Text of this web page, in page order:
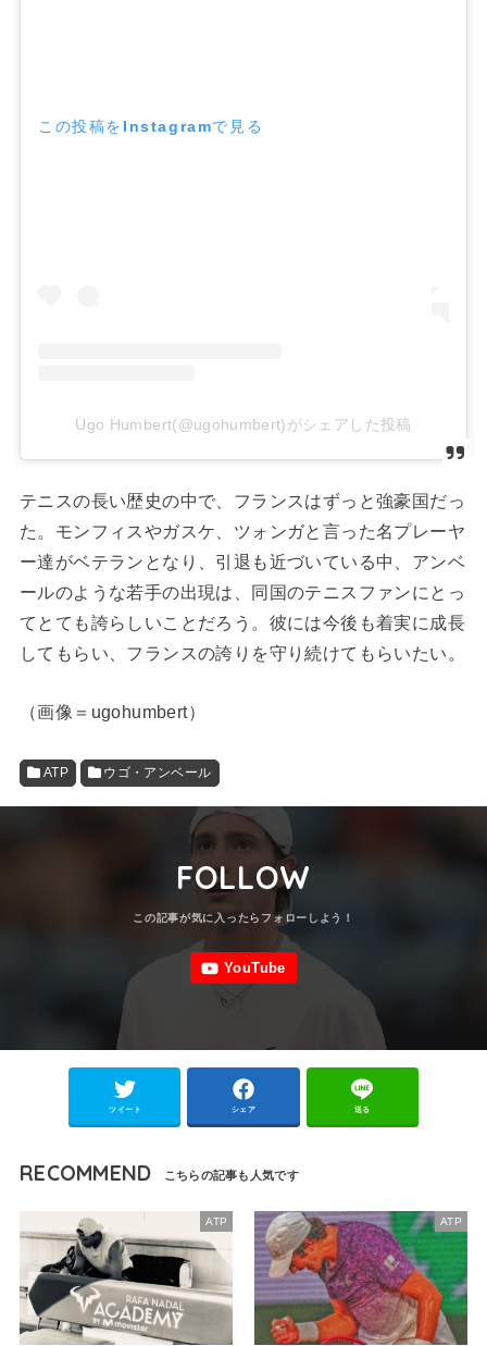
この投稿をInstagramで見る
Ugo Humbert(@ugohumbert)がシェアした投稿
テニスの長い歴史の中で、フランスはずっと強豪国だっ
た。モンフィスやガスケ、ツォンガと言った名プレーヤ
ー達がベテランとなり、引退も近づいている中、アンベ
ールのような若手の出現は、同国のテニスファンにとっ
てとても誇らしいことだろう。彼には今後も着実に成長
してもらい、フランスの誇りを守り続けてもらいたい。
（画像＝ugohumbert）
ATP ウゴ・アンベール
FOLLOW
ツイート シェア 送る
RECOMMEND
ATP ATP